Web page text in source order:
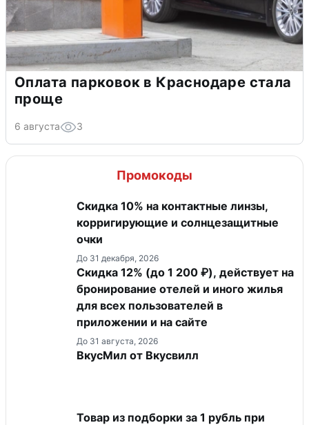
Оплата парковок в Краснодаре стала
проще
6 августа 3
Промокоды
Скидка 10% на контактные линзы,
корригирующие и солнцезащитные
очки
До 31 декабря, 2026
Скидка 12% (до 1 200 ₽), действует на
бронирование отелей и иного жилья
для всех пользователей в
приложении и на сайте
До 31 августа, 2026
ВкусМил от Вкусвилл
Товар из подборки за 1 рубль при